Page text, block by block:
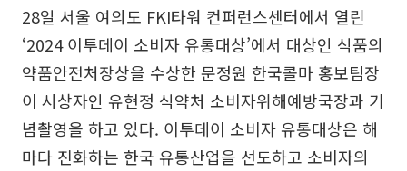
28일 서울 여의도 FKI타워 컨퍼런스센터에서 열린
‘2024 이투데이 소비자 유통대상’에서 대상인 식품의
약품안전처장상을 수상한 문정원 한국콜마 홍보팀장
이 시상자인 유현정 식약처 소비자위해예방국장과 기
념촬영을 하고 있다. 이투데이 소비자 유통대상은 해
마다 진화하는 한국 유통산업을 선도하고 소비자의